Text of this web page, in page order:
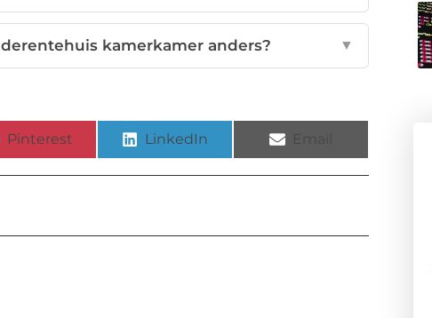
kamerkamer anders? ▼
Pinterest LinkedIn